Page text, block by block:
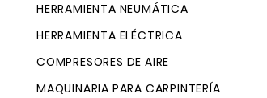
HERRAMIENTA NEUMÁTICA
HERRAMIENTA ELÉCTRICA
COMPRESORES DE AIRE
MAQUINARIA PARA CARPINTERÍA